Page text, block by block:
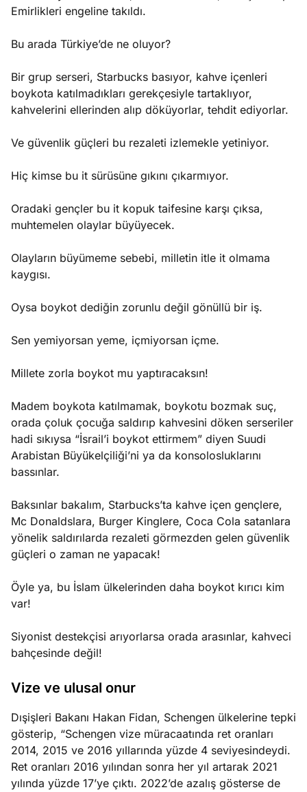
Emirlikleri engeline takıldı.
Bu arada Türkiye’de ne oluyor?
Bir grup serseri, Starbucks basıyor, kahve içenleri
boykota katılmadıkları gerekçesiyle tartaklıyor,
kahvelerini ellerinden alıp döküyorlar, tehdit ediyorlar.
Ve güvenlik güçleri bu rezaleti izlemekle yetiniyor.
Hiç kimse bu it sürüsüne gıkını çıkarmıyor.
Oradaki gençler bu it kopuk taifesine karşı çıksa,
muhtemelen olaylar büyüyecek.
Olayların büyümeme sebebi, milletin itle it olmama
kaygısı.
Oysa boykot dediğin zorunlu değil gönüllü bir iş.
Sen yemiyorsan yeme, içmiyorsan içme.
Millete zorla boykot mu yaptıracaksın!
Madem boykota katılmamak, boykotu bozmak suç,
orada çoluk çocuğa saldırıp kahvesini döken serseriler
hadi sıkıysa “İsrail’i boykot ettirmem” diyen Suudi
Arabistan Büyükelçiliği’ni ya da konsolosluklarını
bassınlar.
Baksınlar bakalım, Starbucks’ta kahve içen gençlere,
Mc Donaldslara, Burger Kinglere, Coca Cola satanlara
yönelik saldırılarda rezaleti görmezden gelen güvenlik
güçleri o zaman ne yapacak!
Öyle ya, bu İslam ülkelerinden daha boykot kırıcı kim
var!
Siyonist destekçisi arıyorlarsa orada arasınlar, kahveci
bahçesinde değil!
Vize ve ulusal onur
Dışişleri Bakanı Hakan Fidan, Schengen ülkelerine tepki
gösterip, “Schengen vize müracaatında ret oranları
2014, 2015 ve 2016 yıllarında yüzde 4 seviyesindeydi.
Ret oranları 2016 yılından sonra her yıl artarak 2021
yılında yüzde 17’ye çıktı. 2022’de azalış gösterse de